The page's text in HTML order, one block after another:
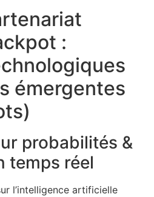
:
émergentes
probabilités &
temps réel
l’intelligence artificielle